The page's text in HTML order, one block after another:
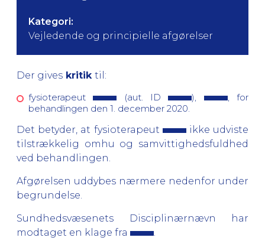
Kategori:
Vejledende og principielle afgørelser
Der gives kritik til:
fysioterapeut
(aut. ID ),
, for
behandlingen den 1. december 2020.
Det betyder, at fysioterapeut
ikke udviste
tilstrækkelig omhu og samvittighedsfuldhed
ved behandlingen.
Afgørelsen uddybes nærmere nedenfor under
begrundelse.
Sundhedsvæsenets Disciplinærnævn har
modtaget en klage fra